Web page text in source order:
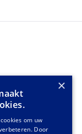
×
om uw
Door